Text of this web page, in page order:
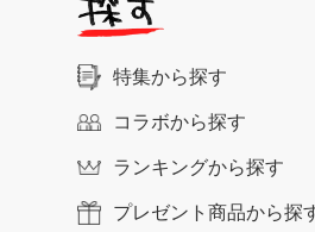
特集から探す
コラボから探す
ランキングから探す
プレゼント商品から探